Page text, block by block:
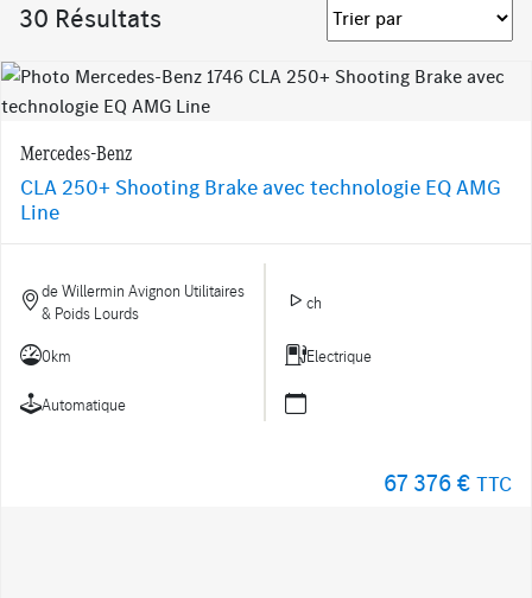
30 Résultats
Mercedes-Benz
CLA 250+ Shooting Brake avec technologie EQ AMG
Line
de Willermin Avignon Utilitaires
& Poids Lourds
ch
0km Electrique
Automatique
67 376 € TTC